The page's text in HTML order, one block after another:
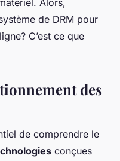
Alors,
de DRM pour
C’est ce que
des
de comprendre le
conçues